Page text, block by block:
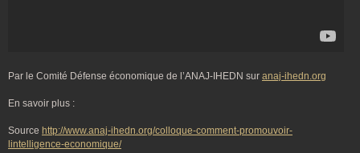
Par le Comité Défense économique de l’ANAJ-IHEDN sur anaj-ihedn.org
En savoir plus :
Source http://www.anaj-ihedn.org/colloque-comment-promouvoir-
lintelligence-economique/